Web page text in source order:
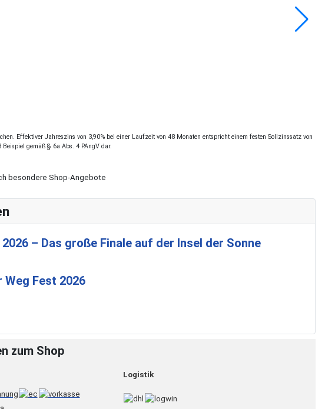
Effektiver Jahreszins von 3,90% bei einer Laufzeit von 48 Monaten entspricht einem festen Sollzinssatz von
gemäß § 6a Abs. 4 PAngV dar.
besondere Shop-Angebote
2026 – Das große Finale auf der Insel der Sonne
Fest 2026
zum Shop
Logistik